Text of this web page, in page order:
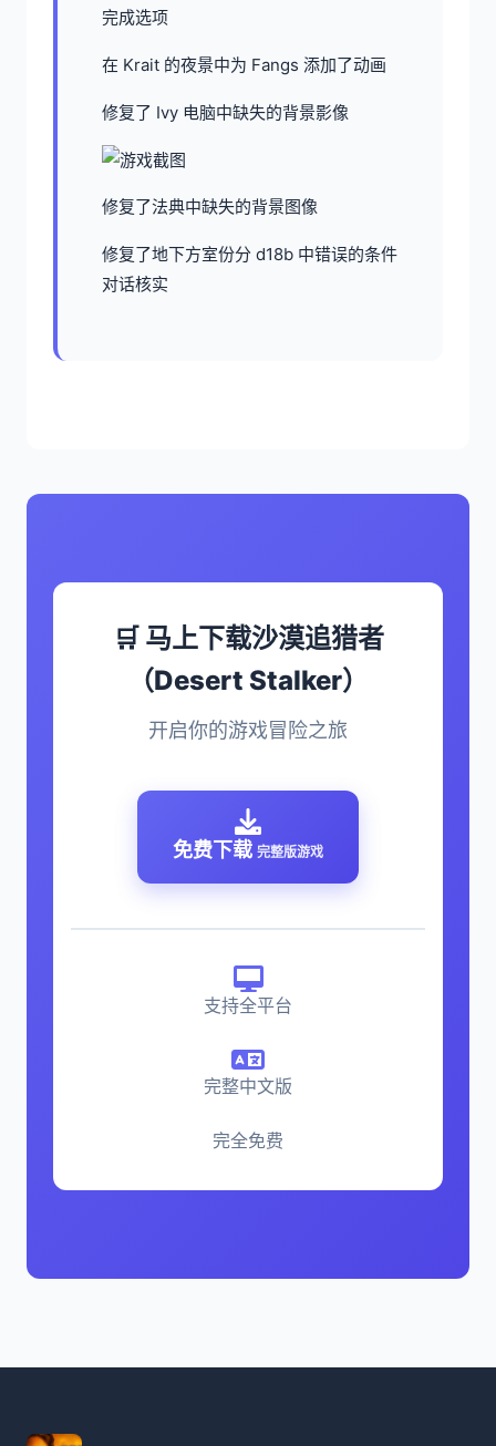
完成选项
在 Krait 的夜景中为 Fangs 添加了动画
修复了 Ivy 电脑中缺失的背景影像
修复了法典中缺失的背景图像
修复了地下方室份分 d18b 中错误的条件
对话核实
🛒 马上下载沙漠追猎者
（Desert Stalker）
开启你的游戏冒险之旅
免费下载 完整版游戏
支持全平台
完整中文版
完全免费